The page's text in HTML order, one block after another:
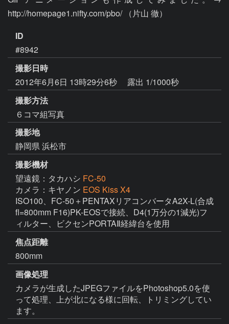
http://homepage1.nifty.com/pbo/ （片山 徹）
ID
#8942
撮影日時
2012年6月6日 13時29分6秒
露出 1/1000秒
撮影方法
６コマ組写真
撮影地
静岡県 浜松市
撮影機材
望遠鏡：タカハシ FC-50
カメラ：キヤノン EOS Kiss X4
ISO100、FC-50＋PENTAXリアコンバータA2X-L(合成
fl=800mm F16)PK-EOSで接続、D4(1万分の1減光)フ
ィルター、ビクセンPORTAⅡ経緯台を使用
焦点距離
800mm
画像処理
カメラが生成したJPEGファイルをPhotoshop5.0を使
って処理、上が北になる様に回転、トリミングしてい
ます。